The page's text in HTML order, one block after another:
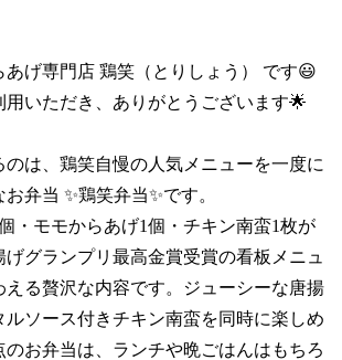
あげ専門店 鶏笑（とりしょう） です😃
用いただき、ありがとうございます🌟
は、鶏笑自慢の人気メニューを一度に
弁当 ✨鶏笑弁当✨です。
・モモからあげ1個・チキン南蛮1枚が
げグランプリ最高金賞受賞の看板メニュ
える贅沢な内容です。ジューシーな唐揚
ルソース付きチキン南蛮を同時に楽しめ
のお弁当は、ランチや晩ごはんはもちろ